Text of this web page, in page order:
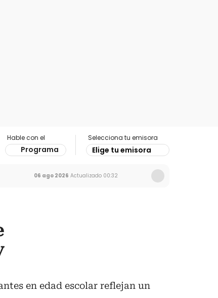
Hable con el
Programa
Selecciona tu emisora
Elige tu emisora
06 ago 2026 Actualizado 00:32
en edad escolar reflejan un